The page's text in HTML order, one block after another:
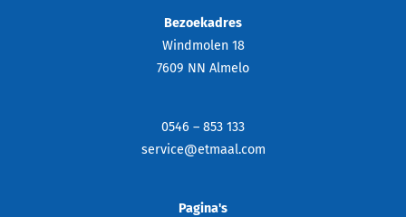
Bezoekadres
Windmolen 18
7609 NN Almelo
0546 – 853 133
service@etmaal.com
Pagina's